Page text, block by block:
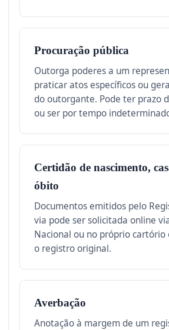
Procuração pública
Outorga poderes a um
praticar atos específicos ou
do outorgante. Pode ter prazo
ou ser por tempo
Certidão de nascimento,
óbito
Documentos emitidos pelo
via pode ser solicitada online
Nacional ou no próprio
o registro original.
Averbação
Anotação à margem de um